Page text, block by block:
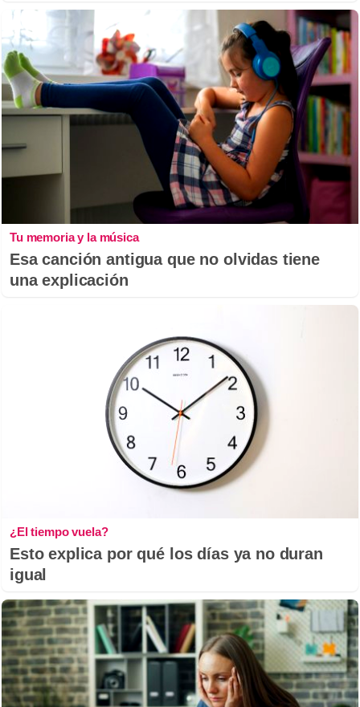
Tu memoria y la música
Esa canción antigua que no olvidas tiene
una explicación
¿El tiempo vuela?
Esto explica por qué los días ya no duran
igual